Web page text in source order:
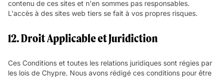
contenu de ces sites et n'en sommes pas responsables.
L'accès à des sites web tiers se fait à vos propres risques.
12. Droit Applicable et Juridiction
Ces Conditions et toutes les relations juridiques sont régies par
les lois de Chypre. Nous avons rédigé ces conditions pour être